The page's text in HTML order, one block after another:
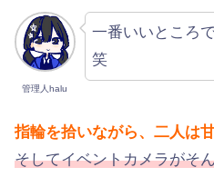
管理人halu
一番いいところ
笑
指輪を拾いながら、二人は
そしてイベントカメラがそ